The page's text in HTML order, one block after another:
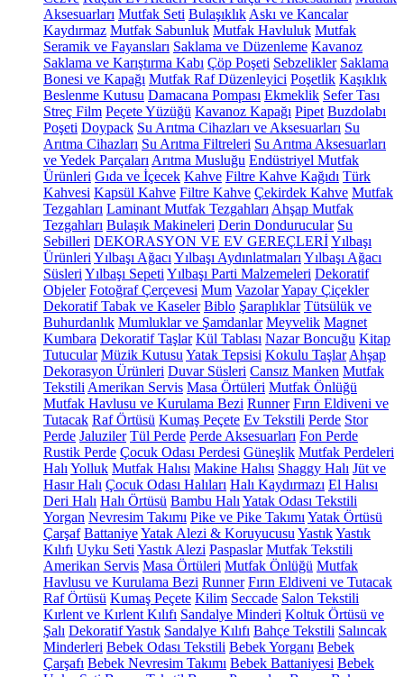
Aksesuarları Mutfak Seti Bulaşıklık Askı ve Kancalar
Kaydırmaz Mutfak Sabunluk Mutfak Havluluk Mutfak
Seramik ve Fayansları Saklama ve Düzenleme Kavanoz
Saklama ve Karıştırma Kabı Çöp Poşeti Sebzelikler Saklama
Bonesi ve Kapağı Mutfak Raf Düzenleyici Poşetlik Kaşıklık
Beslenme Kutusu Damacana Pompası Ekmeklik Sefer Tası
Streç Film Peçete Yüzüğü Kavanoz Kapağı Pipet Buzdolabı
Poşeti Doypack Su Arıtma Cihazları ve Aksesuarları Su
Arıtma Cihazları Su Arıtma Filtreleri Su Arıtma Aksesuarları
ve Yedek Parçaları Arıtma Musluğu Endüstriyel Mutfak
Ürünleri Gıda ve İçecek Kahve Filtre Kahve Kağıdı Türk
Kahvesi Kapsül Kahve Filtre Kahve Çekirdek Kahve Mutfak
Tezgahları Laminant Mutfak Tezgahları Ahşap Mutfak
Tezgahları Bulaşık Makineleri Derin Dondurucular Su
Sebilleri DEKORASYON VE EV GEREÇLERİYılbaşı
Ürünleri Yılbaşı Ağacı Yılbaşı Aydınlatmaları Yılbaşı Ağacı
Süsleri Yılbaşı Sepeti Yılbaşı Parti Malzemeleri Dekoratif
Objeler Fotoğraf Çerçevesi Mum VazolarYapay Çiçekler
Dekoratif Tabak ve Kaseler Biblo Şaraplıklar Tütsülük ve
Buhurdanlık Mumluklar ve Şamdanlar Meyvelik Magnet
Kumbara Dekoratif Taşlar Kül Tablası Nazar Boncuğu Kitap
Tutucular Müzik Kutusu Yatak Tepsisi Kokulu Taşlar Ahşap
Dekorasyon Ürünleri Duvar Süsleri Cansız Manken Mutfak
Tekstili Amerikan Servis Masa Örtüleri Mutfak Önlüğü
Mutfak Havlusu ve Kurulama Bezi Runner Fırın Eldiveni ve
Tutacak Raf Örtüsü Kumaş Peçete Ev Tekstili Perde Stor
Perde Jaluziler Tül Perde Perde Aksesuarları Fon Perde
Rustik Perde Çocuk Odası Perdesi Güneşlik Mutfak Perdeleri
Halı Yolluk Mutfak Halısı Makine Halısı Shaggy Halı Jüt ve
Hasır Halı Çocuk Odası Halıları Halı Kaydırmazı El Halısı
Deri Halı Halı Örtüsü Bambu Halı Yatak Odası Tekstili
Yorgan Nevresim Takımı Pike ve Pike Takımı Yatak Örtüsü
Çarşaf BattaniyeYatak Alezi & Koruyucusu YastıkYastık
Kılıfı Uyku Seti Yastık Alezi Paspaslar Mutfak Tekstili
Amerikan Servis Masa Örtüleri Mutfak Önlüğü Mutfak
Havlusu ve Kurulama Bezi Runner Fırın Eldiveni ve Tutacak
Raf Örtüsü Kumaş Peçete Kilim Seccade Salon Tekstili
Kırlent ve Kırlent Kılıfı Sandalye Minderi Koltuk Örtüsü ve
Şalı Dekoratif Yastık Sandalye Kılıfı Bahçe Tekstili Salıncak
Minderleri Bebek Odası Tekstili Bebek Yorganı Bebek
Çarşafı Bebek Nevresim Takımı Bebek Battaniyesi Bebek